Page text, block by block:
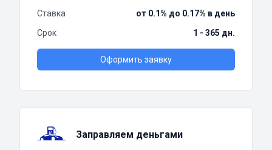
Ставка
от 0.1% до 0.17% в день
Срок
1 - 365 дн.
Оформить заявку
Заправляем деньгами